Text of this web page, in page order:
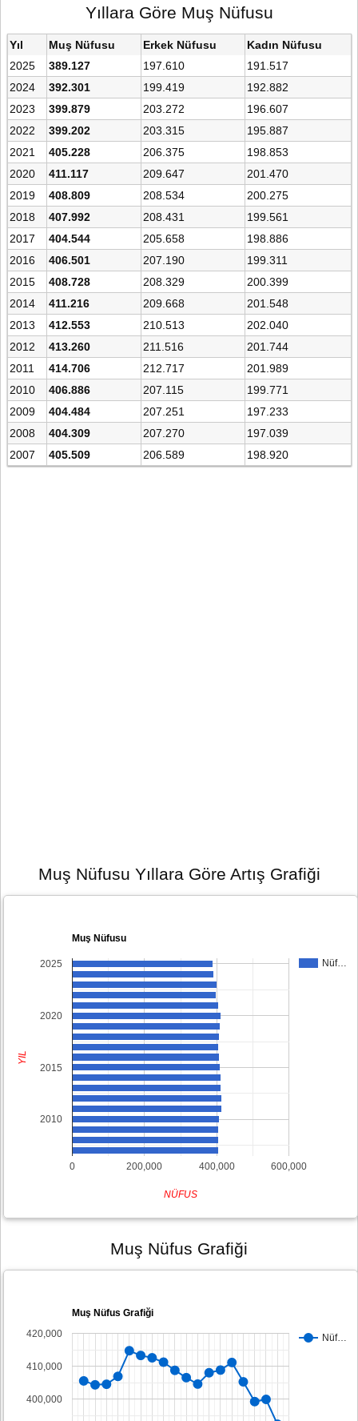
Yıllara Göre Muş Nüfusu
Yıl Muş Nüfusu Erkek Nüfusu
Kadın Nüfusu
2025
389.127 197.610
191.517
2024
392.301 199.419
192.882
2023
399.879 203.272
196.607
2022
399.202 203.315
195.887
2021
405.228 206.375
198.853
2020
411.117 209.647
201.470
2019
408.809 208.534
200.275
2018
407.992 208.431
199.561
2017
404.544 205.658
198.886
2016
406.501 207.190
199.311
2015
408.728 208.329
200.399
2014
411.216 209.668
201.548
2013
412.553 210.513
202.040
2012
413.260 211.516
201.744
2011
414.706 212.717
201.989
2010
406.886 207.115
199.771
2009
404.484 207.251
197.233
2008
404.309 207.270
197.039
2007
405.509 206.589 198.920
Muş Nüfusu Yıllara Göre Artış Grafiği
Muş Nüfusu
Nüf…
0 200,000 400,000 600,000
2010
2015
2020
2025
NÜFUS
YIL
Muş Nüfus Grafiği
Muş Nüfus Grafiği
Nüf…
400,000
410,000
420,000